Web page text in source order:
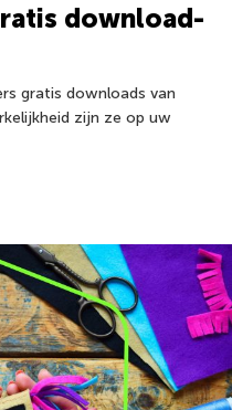
download-
gratis downloads van
zijn ze op uw